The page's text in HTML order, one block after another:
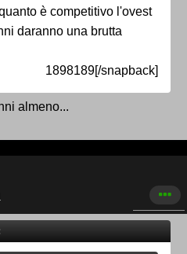
è competitivo l'ovest
daranno una brutta
1898189[/snapback]
almeno...